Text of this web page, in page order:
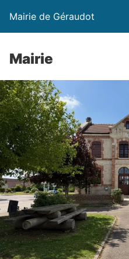
Mairie de Géraudot
Mairie